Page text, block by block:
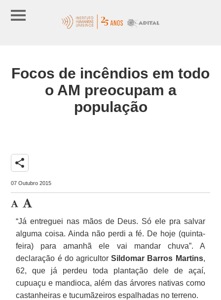
Focos de incêndios em todo
o AM preocupam a
população
share
07 Outubro 2015
“Já entreguei nas mãos de Deus. Só ele pra salvar
alguma coisa. Ainda não perdi a fé. De hoje (quinta-
feira) para amanhã ele vai mandar chuva”. A
declaração é do agricultorSildomar Barros Martins,
62, que já perdeu toda plantação dele de açaí,
cupuaçu e mandioca, além das árvores nativas como
castanheiras e tucumãzeiros espalhadas no terreno.